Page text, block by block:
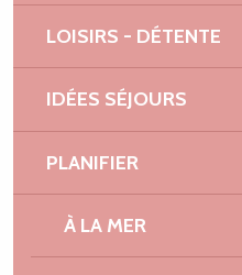
LOISIRS - DÉTENTE
IDÉES SÉJOURS
PLANIFIER
À LA MER
bijoux locaux vous
héritage culturel
confortable et fait sur
gourmand, un
avec une vue
séjour, à vous de
séjour à Lannion.
charme transforme
enchanteur au